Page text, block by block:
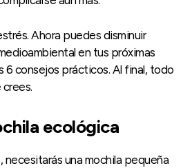
Ahora puedes disminuir
en tus próximas
6 consejos prácticos. Al final, todo
ecológica
necesitarás una mochila pequeña